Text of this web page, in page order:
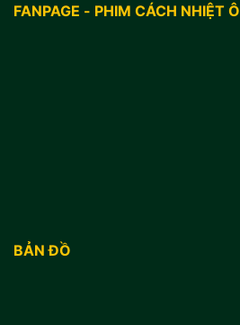
FANPAGE - PHIM CÁCH NHIỆT Ô
BẢN ĐỒ